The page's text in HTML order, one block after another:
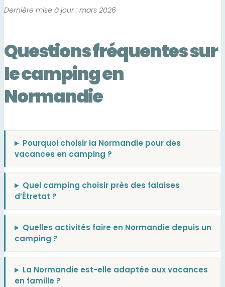
Dernière mise à jour : mars 2026
Questions fréquentes sur
le camping en
Normandie
Pourquoi choisir la Normandie pour des
vacances en camping ?
Quel camping choisir près des falaises
d’Étretat ?
Quelles activités faire en Normandie depuis un
camping ?
La Normandie est-elle adaptée aux vacances
en famille ?